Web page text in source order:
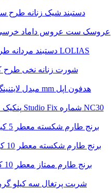
دستبند شیک زنانه طرح
عروسک ست عروس داماد خرسی ارتفاع
دستبند مردانه طرح پلنگ برند LOLIAS
شورت زنانه نخی طرح
مبدل لایتنینگ به جک 3.5 mm هدفون اپل
پنکیک مک فیکس مدل Studio Fix شماره NC30
برنج طارم شکسته معطر 5 کیلوگرمی آذوقه
برنج طارم شکسته معطر 10 کیلوگرمی آذوقه
برنج طارم ممتاز معطر 10 کیلویی آذوقه
شربت پرتغال سه کیلو